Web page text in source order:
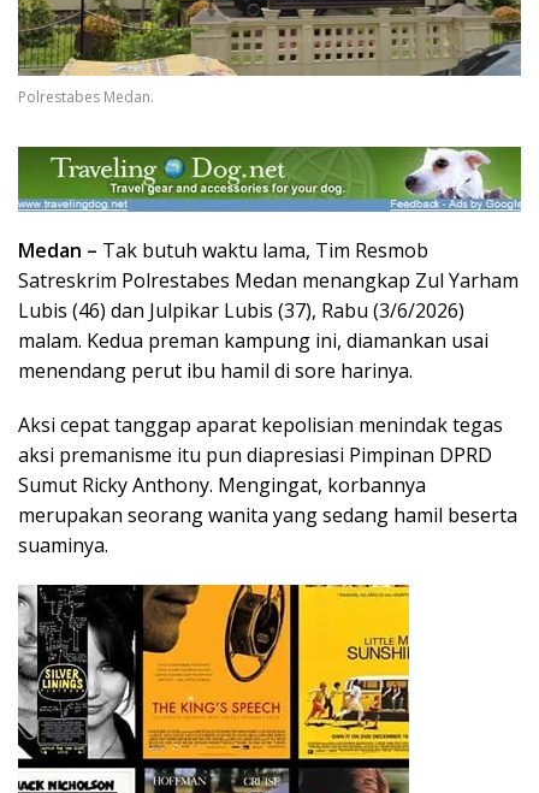
Polrestabes Medan.
Medan – Tak butuh waktu lama, Tim Resmob
Satreskrim Polrestabes Medan menangkap Zul Yarham
Lubis (46) dan Julpikar Lubis (37), Rabu (3/6/2026)
malam. Kedua preman kampung ini, diamankan usai
menendang perut ibu hamil di sore harinya.
Aksi cepat tanggap aparat kepolisian menindak tegas
aksi premanisme itu pun diapresiasi Pimpinan DPRD
Sumut Ricky Anthony. Mengingat, korbannya
merupakan seorang wanita yang sedang hamil beserta
suaminya.